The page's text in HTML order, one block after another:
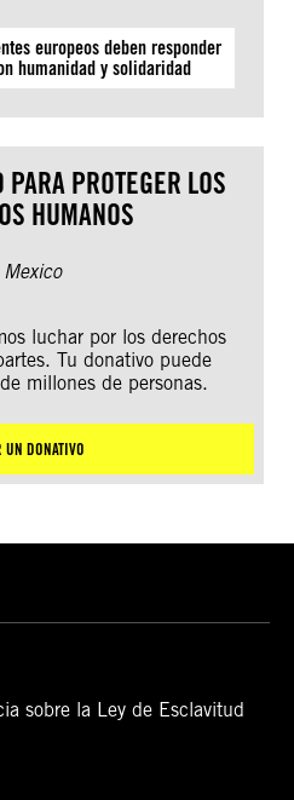
europeos deben responder
humanidad y solidaridad
PROTEGER LOS
HUMANOS
luchar por los derechos
Tu donativo puede
millones de personas.
UN DONATIVO
sobre la Ley de Esclavitud